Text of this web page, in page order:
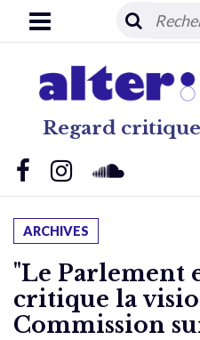
Regard critique
ARCHIVES
"Le Parlement
critique la
Commission